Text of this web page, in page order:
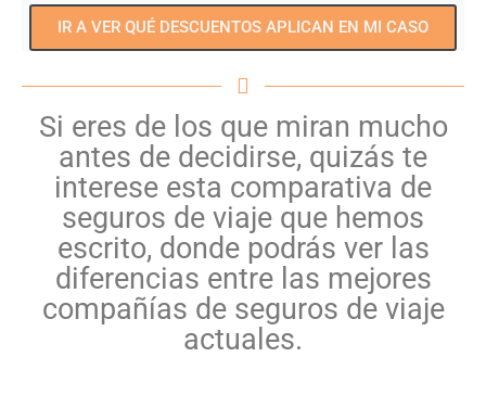
IR A VER QUÉ DESCUENTOS APLICAN EN MI CASO
Si eres de los que miran mucho
antes de decidirse, quizás te
interese esta comparativa de
seguros de viaje que hemos
escrito, donde podrás ver las
diferencias entre las mejores
compañías de seguros de viaje
actuales.